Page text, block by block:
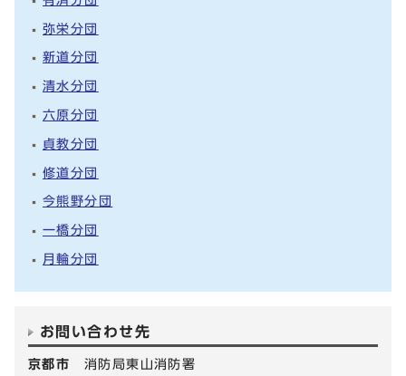
弥栄分団
新道分団
清水分団
六原分団
貞教分団
修道分団
今熊野分団
一橋分団
月輪分団
お問い合わせ先
京都市 消防局東山消防署